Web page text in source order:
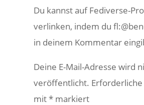
Du kannst auf Fediverse-
verlinken, indem du
in deinem Kommentar
Deine E-Mail-Adresse wird
veröffentlicht.
mit* markiert